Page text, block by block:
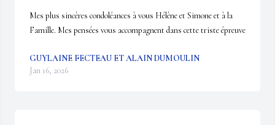
Mes plus sincères condoléances à vous Hélène et Simone et à la
Famille. Mes pensées vous accompagnent dans cette triste épreuve
GUYLAINE FECTEAU ET ALAIN DUMOULIN
Jan 16, 2026